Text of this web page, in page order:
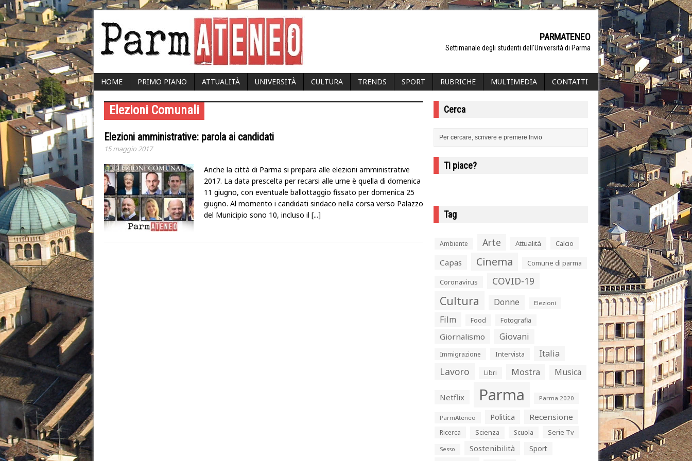
PARMATENEO
Settimanale degli studenti dell'Università di Parma
HOME PRIMO PIANO ATTUALITÀ UNIVERSITÀ CULTURA TRENDS SPORT RUBRICHE MULTIMEDIA CONTATTI
Elezioni Comunali
Elezioni amministrative: parola ai candidati
15 maggio 2017
Anche la città di Parma si prepara alle elezioni amministrative
2017. La data prescelta per recarsi alle urne è quella di domenica
11 giugno, con eventuale ballottaggio fissato per domenica 25
giugno. Al momento i candidati sindaco nella corsa verso Palazzo
del Municipio sono 10, incluso il [...]
Cerca
Ti piace?
Tag
Ambiente Arte Attualità Calcio
Capas Cinema Comune di parma
Coronavirus COVID-19
Cultura Donne Elezioni
Film Food Fotografia
Giornalismo Giovani
Immigrazione Intervista Italia
Lavoro Libri Mostra Musica
Netflix Parma Parma 2020
ParmAteneo Politica Recensione
Ricerca Scienza Scuola Serie Tv
Sesso Sostenibilità Sport